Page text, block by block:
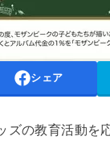
シェア
ズの教育活動を